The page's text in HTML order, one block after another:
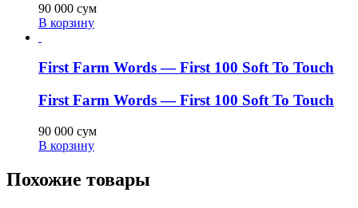
90 000 сум
В корзину
First Farm Words — First 100 Soft To Touch
First Farm Words — First 100 Soft To Touch
90 000 сум
В корзину
Похожие товары